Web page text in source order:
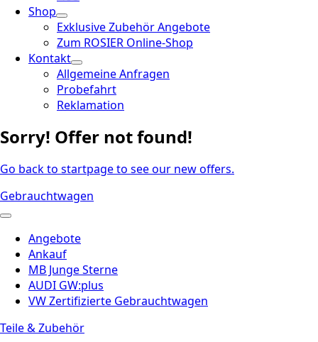
Shop
Exklusive Zubehör Angebote
Zum ROSIER Online-Shop
Kontakt
Allgemeine Anfragen
Probefahrt
Reklamation
Sorry! Offer not found!
Go back to startpage to see our new offers.
Gebrauchtwagen
Angebote
Ankauf
MB Junge Sterne
AUDI GW:plus
VW Zertifizierte Gebrauchtwagen
Teile & Zubehör